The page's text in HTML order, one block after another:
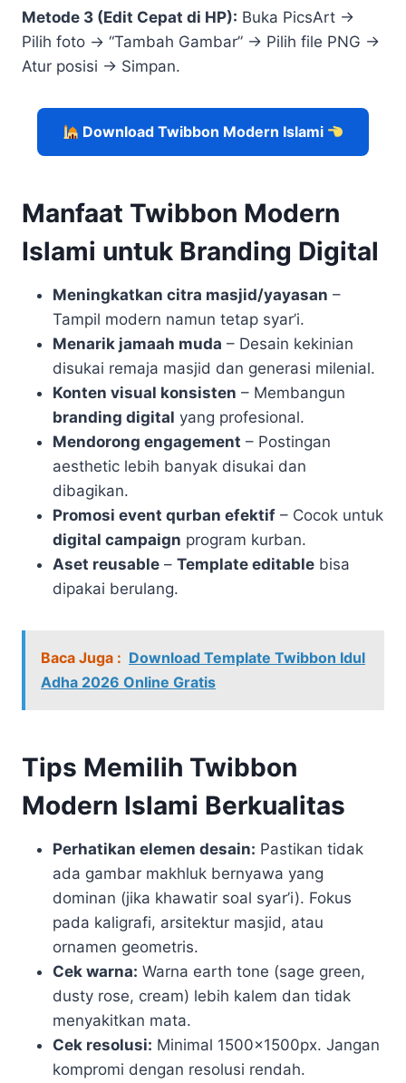
Metode 3 (Edit Cepat di HP): Buka PicsArt →
Pilih foto → “Tambah Gambar” → Pilih file PNG →
Atur posisi → Simpan.
Download Twibbon Modern Islami
Manfaat Twibbon Modern
Islami untuk Branding Digital
Meningkatkan citra masjid/yayasan –
Tampil modern namun tetap syar’i.
Menarik jamaah muda – Desain kekinian
disukai remaja masjid dan generasi milenial.
Konten visual konsisten – Membangun
branding digital yang profesional.
Mendorong engagement – Postingan
aesthetic lebih banyak disukai dan
dibagikan.
Promosi event qurban efektif – Cocok untuk
digital campaign program kurban.
Aset reusable – Template editable bisa
dipakai berulang.
Baca Juga : Download Template Twibbon Idul
Adha 2026 Online Gratis
Tips Memilih Twibbon
Modern Islami Berkualitas
Perhatikan elemen desain: Pastikan tidak
ada gambar makhluk bernyawa yang
dominan (jika khawatir soal syar’i). Fokus
pada kaligrafi, arsitektur masjid, atau
ornamen geometris.
Cek warna: Warna earth tone (sage green,
dusty rose, cream) lebih kalem dan tidak
menyakitkan mata.
Cek resolusi: Minimal 1500x1500px. Jangan
kompromi dengan resolusi rendah.